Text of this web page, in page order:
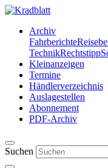
Archiv
Fahrberichte
TechnikRechtstipp
Kleinanzeigen
Termine
Händlerverzeichnis
Auslagestellen
Abonnement
PDF-Archiv
Suchen